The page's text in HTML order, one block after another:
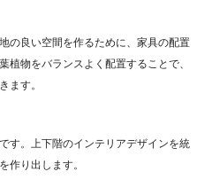
の良い空間を作るために、家具の配置
植物をバランスよく配置することで、
ます。
す。上下階のインテリアデザインを統
作り出します。